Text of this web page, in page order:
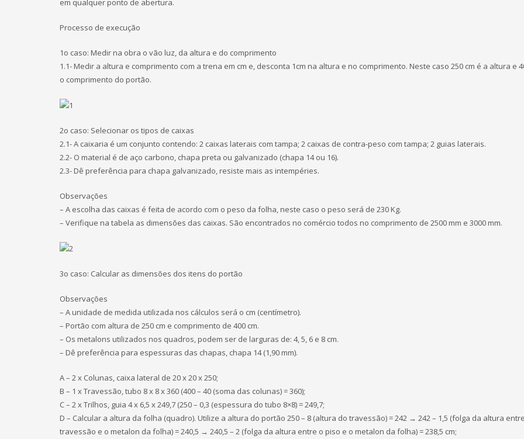
em qualquer ponto de abertura.
Processo de execução
1o caso: Medir na obra o vão luz, da altura e do comprimento
1.1- Medir a altura e comprimento com a trena em cm e, desconta 1cm na altura e no comprimento. Neste caso 250 cm é a altura e
o comprimento do portão.
2o caso: Selecionar os tipos de caixas
2.1- A caixaria é um conjunto contendo: 2 caixas laterais com tampa; 2 caixas de contra-peso com tampa; 2 guias laterais.
2.2- O material é de aço carbono, chapa preta ou galvanizado (chapa 14 ou 16).
2.3- Dê preferência para chapa galvanizado, resiste mais as intempéries.
Observações
– A escolha das caixas é feita de acordo com o peso da folha, neste caso o peso será de 230 Kg.
– Verifique na tabela as dimensões das caixas. São encontrados no comércio todos no comprimento de 2500 mm e 3000 mm.
3o caso: Calcular as dimensões dos itens do portão
Observações
– A unidade de medida utilizada nos cálculos será o cm (centímetro).
– Portão com altura de 250 cm e comprimento de 400 cm.
– Os metalons utilizados nos quadros, podem ser de larguras de: 4, 5, 6 e 8 cm.
– Dê preferência para espessuras das chapas, chapa 14 (1,90 mm).
A – 2 x Colunas, caixa lateral de 20 x 20 x 250;
B – 1 x Travessão, tubo 8 x 8 x 360 (400 – 40 (soma das colunas) = 360);
C – 2 x Trilhos, guia 4 x 6,5 x 249,7 (250 – 0,3 (espessura do tubo 8×8) = 249,7;
D – Calcular a altura da folha (quadro). Utilize a altura do portão 250 – 8 (altura do travessão) = 242 → 242 – 1,5 (folga da altura
travessão e o metalon da folha) = 240,5 → 240,5 – 2 (folga da altura entre o piso e o metalon da folha) = 238,5 cm;